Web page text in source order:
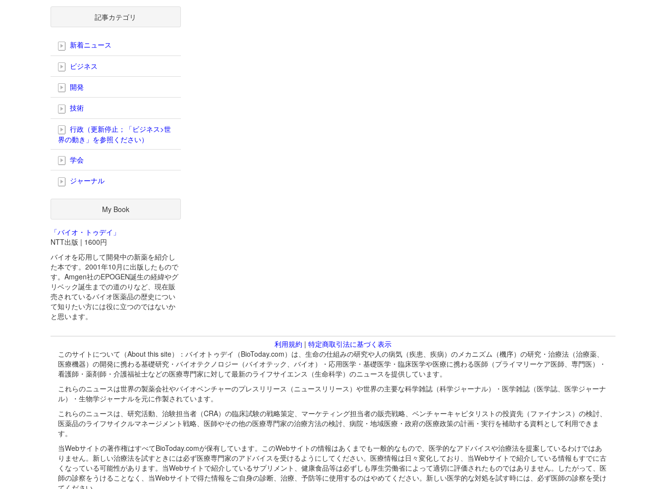
記事カテゴリ
新着ニュース
ビジネス
開発
技術
行政（更新停止；「ビジネス>世
界の動き」を参照ください）
学会
ジャーナル
My Book
「バイオ・トゥデイ」
NTT出版 | 1600円
バイオを応用して開発中の新薬を紹介し
た本です。2001年10月に出版したもので
す。Amgen社のEPOGEN誕生の経緯やグ
リベック誕生までの道のりなど、現在販
売されているバイオ医薬品の歴史につい
て知りたい方には役に立つのではないか
と思います。
利用規約 | 特定商取引法に基づく表示
このサイトについて（About this site）：バイオトゥデイ（BioToday.com）は、生命の仕組みの研究や人の病気（疾患、疾病）のメカニズム（機序）の研究・治療法（治療薬、
医療機器）の開発に携わる基礎研究・バイオテクノロジー（バイオテック、バイオ）・応用医学・基礎医学・臨床医学や医療に携わる医師（プライマリーケア医師、専門医）・
看護師・薬剤師・介護福祉士などの医療専門家に対して最新のライフサイエンス（生命科学）のニュースを提供しています。
これらのニュースは世界の製薬会社やバイオベンチャーのプレスリリース（ニュースリリース）や世界の主要な科学雑誌（科学ジャーナル）・医学雑誌（医学誌、医学ジャーナ
ル）・生物学ジャーナルを元に作製されています。
これらのニュースは、研究活動、治験担当者（CRA）の臨床試験の戦略策定、マーケティング担当者の販売戦略、ベンチャーキャピタリストの投資先（ファイナンス）の検討、
医薬品のライフサイクルマネージメント戦略、医師やその他の医療専門家の治療方法の検討、病院・地域医療・政府の医療政策の計画・実行を補助する資料として利用できま
す。
当Webサイトの著作権はすべてBioToday.comが保有しています。このWebサイトの情報はあくまでも一般的なもので、医学的なアドバイスや治療法を提案しているわけではあ
りません。新しい治療法を試すときには必ず医療専門家のアドバイスを受けるようにしてください。医療情報は日々変化しており、当Webサイトで紹介している情報もすでに古
くなっている可能性があります。当Webサイトで紹介しているサプリメント、健康食品等は必ずしも厚生労働省によって適切に評価されたものではありません。したがって、医
師の診察をうけることなく、当Webサイトで得た情報をご自身の診断、治療、予防等に使用するのはやめてください。新しい医学的な対処を試す時には、必ず医師の診察を受け